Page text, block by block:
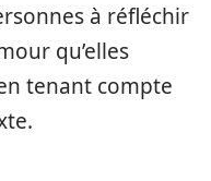
à réfléchir
qu’elles
tenant compte